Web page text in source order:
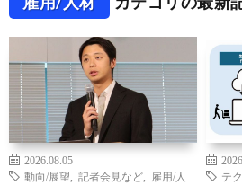
2026.08.05
動向/展望
記者会見など
雇用/人
テ